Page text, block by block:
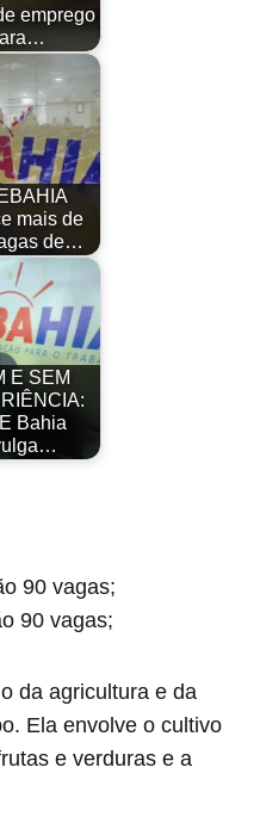
emprego
mais de
de…
E SEM
Bahia
90 vagas;
90 vagas;
da agricultura e da
Ela envolve o cultivo
e verduras e a